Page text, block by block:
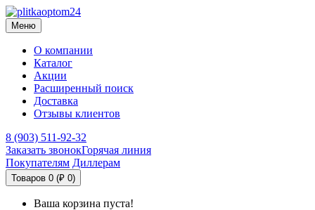
Меню
О компании
Каталог
Акции
Расширенный поиск
Доставка
Отзывы клиентов
8 (903) 511-92-32
Заказать звонокГорячая линия
Покупателям Диллерам
Товаров 0 (₽ 0)
Ваша корзина пуста!